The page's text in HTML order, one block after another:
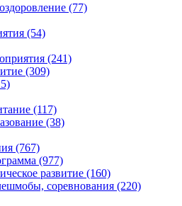
(77)
(54)
(241)
(309)
(117)
(38)
(767)
(977)
развитие (160)
соревнования (220)